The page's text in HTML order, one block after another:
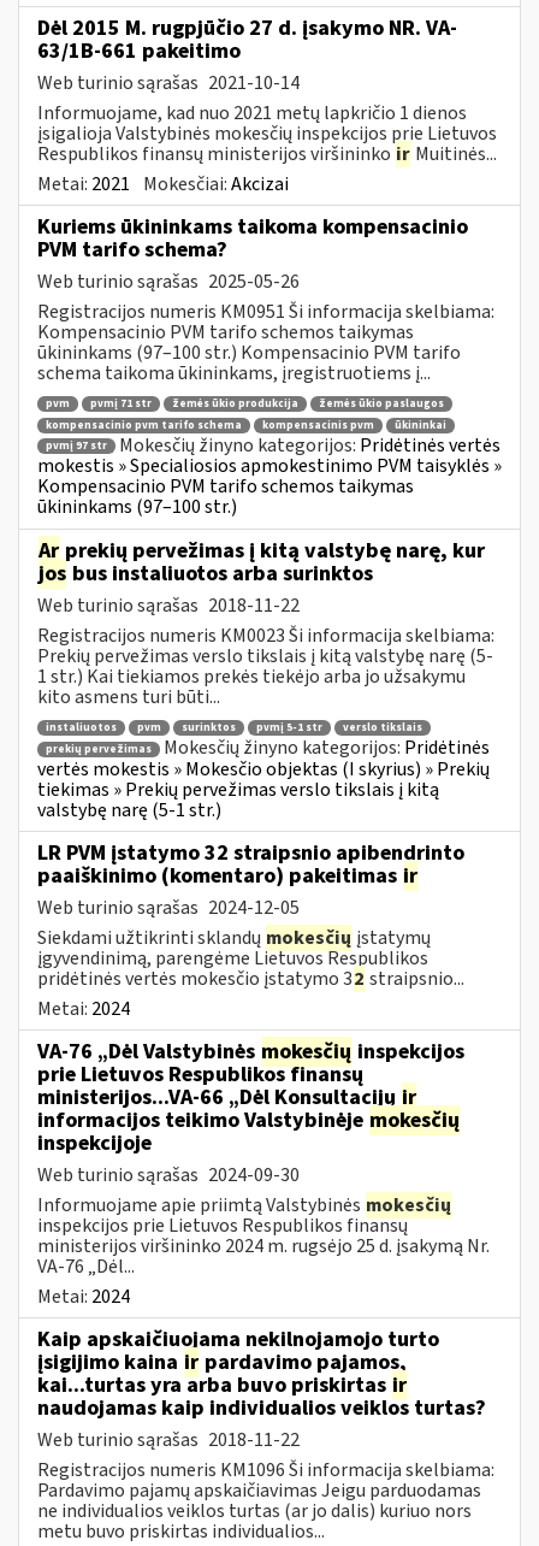
Dėl 2015 M. rugpjūčio 27 d. įsakymo NR. VA-
63/1B-661 pakeitimo
Web turinio sąrašas 2021-10-14
Informuojame, kad nuo 2021 metų lapkričio 1 dienos
įsigalioja Valstybinės mokesčių inspekcijos prie Lietuvos
Respublikos finansų ministerijos viršininko ir Muitinės...
Metai: 2021 Mokesčiai:Akcizai
Kuriems ūkininkams taikoma kompensacinio
PVM tarifo schema?
Web turinio sąrašas 2025-05-26
Registracijos numeris KM0951 Ši informacija skelbiama:
Kompensacinio PVM tarifo schemos taikymas
ūkininkams (97–100 str.) Kompensacinio PVM tarifo
schema taikoma ūkininkams, įregistruotiems į...
pvm pvmį 71 str žemės ūkio produkcija
žemės ūkio paslaugos
kompensacinio pvm tarifo schema
kompensacinis pvm
ūkininkai
pvmį 97 str
Mokesčių žinyno kategorijos: Pridėtinės vertės
mokestis » Specialiosios apmokestinimo PVM taisyklės »
Kompensacinio PVM tarifo schemos taikymas
ūkininkams (97–100 str.)
Ar prekių pervežimas į kitą valstybę narę, kur
jos bus instaliuotos arba surinktos
Web turinio sąrašas 2018-11-22
Registracijos numeris KM0023 Ši informacija skelbiama:
Prekių pervežimas verslo tikslais į kitą valstybę narę (5-
1 str.) Kai tiekiamos prekės tiekėjo arba jo užsakymu
kito asmens turi būti...
instaliuotos pvm surinktos pvmį 5-1 str
verslo tikslais
prekių pervežimas
Mokesčių žinyno kategorijos: Pridėtinės
vertės mokestis » Mokesčio objektas (I skyrius) » Prekių
tiekimas » Prekių pervežimas verslo tikslais į kitą
valstybę narę (5-1 str.)
LR PVM įstatymo 32 straipsnio apibendrinto
paaiškinimo (komentaro) pakeitimas ir
Web turinio sąrašas 2024-12-05
Siekdami užtikrinti sklandų mokesčių įstatymų
įgyvendinimą, parengėme Lietuvos Respublikos
pridėtinės vertės mokesčio įstatymo 32 straipsnio...
Metai: 2024
VA-76 „Dėl Valstybinės mokesčių inspekcijos
prie Lietuvos Respublikos finansų
ministerijos...VA-66 „Dėl Konsultacijų ir
informacijos teikimo Valstybinėje mokesčių
inspekcijoje
Web turinio sąrašas 2024-09-30
Informuojame apie priimtą Valstybinės mokesčių
inspekcijos prie Lietuvos Respublikos finansų
ministerijos viršininko 2024 m. rugsėjo 25 d. įsakymą Nr.
VA-76 „Dėl...
Metai: 2024
Kaip apskaičiuojama nekilnojamojo turto
įsigijimo kaina ir pardavimo pajamos,
kai...turtas yra arba buvo priskirtas ir
naudojamas kaip individualios veiklos turtas?
Web turinio sąrašas 2018-11-22
Registracijos numeris KM1096 Ši informacija skelbiama:
Pardavimo pajamų apskaičiavimas Jeigu parduodamas
ne individualios veiklos turtas (ar jo dalis) kuriuo nors
metu buvo priskirtas individualios...